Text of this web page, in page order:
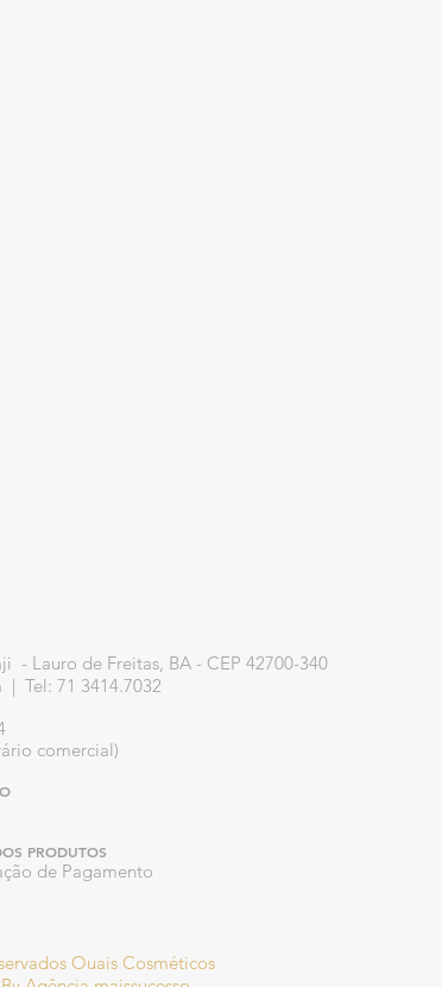
- Lauro de Freitas, BA - CEP 42700-340
| Tel: 71 3414.7032
comercial)
PRODUTOS
de Pagamento
Ouais Cosméticos